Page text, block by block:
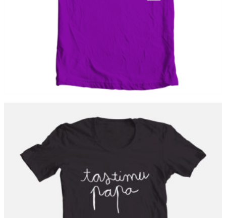
TASTIMU PAPA